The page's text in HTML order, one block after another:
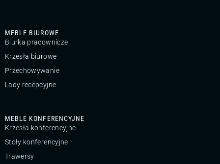
MEBLE BIUROWE
Biurka pracownicze
Krzesła biurowe
Przechowywanie
Lady recepcyjne
MEBLE KONFERENCYJNE
Krzesła konferencyjne
Stoły konferencyjne
Trawersy